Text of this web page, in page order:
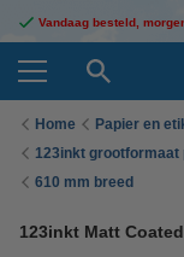
Vandaag besteld,
Home Papier en
123inkt grootformaat
610 mm breed
123inkt Matt